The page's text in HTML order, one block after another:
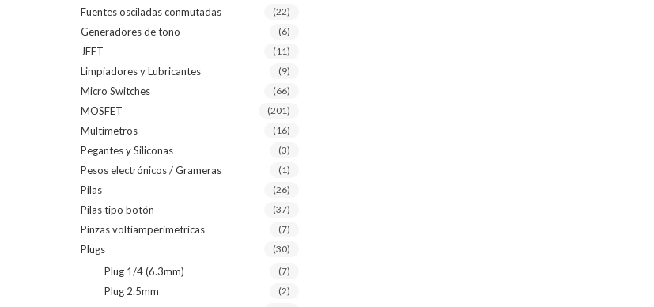
Fuentes osciladas conmutadas (22)
Generadores de tono (6)
JFET (11)
Limpiadores y Lubricantes (9)
Micro Switches (66)
MOSFET (201)
Multímetros (16)
Pegantes y Siliconas (3)
Pesos electrónicos / Grameras (1)
Pilas (26)
Pilas tipo botón (37)
Pinzas voltiamperimetricas (7)
Plugs (30)
Plug 1/4 (6.3mm) (7)
Plug 2.5mm (2)